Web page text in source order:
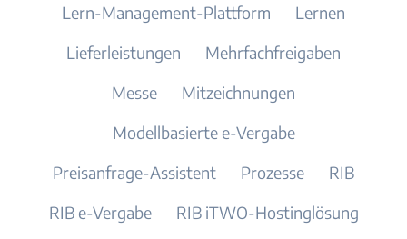
Lern-Management-Plattform
Lernen
Lieferleistungen
Mehrfachfreigaben
Messe
Mitzeichnungen
Modellbasierte e-Vergabe
Preisanfrage-Assistent
Prozesse
RIB
RIB e-Vergabe
RIB iTWO-Hostinglösung